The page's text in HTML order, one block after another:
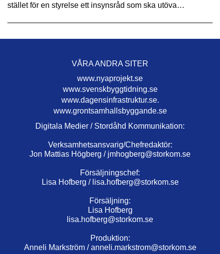
stället för en styrelse ett insynsråd som ska utöva…
VÅRA ANDRA SITER
www.nyaprojekt.se
www.svenskbyggtidning.se
www.dagensinfrastruktur.se.
www.grontsamhallsbyggande.se
Digitala Medier / Stordåhd Kommunikation:
Verksamhetsansvarig/Chefredaktör:
Jon Mattias Högberg / jmhogberg@storkom.se
Försäljningschef:
Lisa Hofberg / lisa.hofberg@storkom.se
Försäljning:
Lisa Hofberg
lisa.hofberg@storkom.se
Produktion:
Anneli Markström /anneli.markstrom@storkom.se